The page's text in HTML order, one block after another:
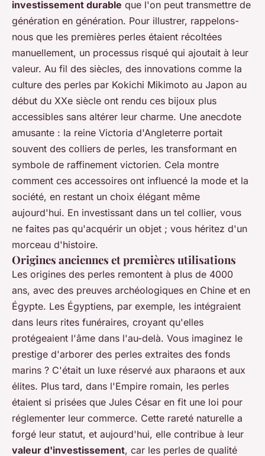
investissement durable que l'on peut transmettre de
génération en génération. Pour illustrer, rappelons-
nous que les premières perles étaient récoltées
manuellement, un processus risqué qui ajoutait à leur
valeur. Au fil des siècles, des innovations comme la
culture des perles par Kokichi Mikimoto au Japon au
début du XXe siècle ont rendu ces bijoux plus
accessibles sans altérer leur charme. Une anecdote
amusante : la reine Victoria d'Angleterre portait
souvent des colliers de perles, les transformant en
symbole de raffinement victorien. Cela montre
comment ces accessoires ont influencé la mode et la
société, en restant un choix élégant même
aujourd'hui. En investissant dans un tel collier, vous
ne faites pas qu'acquérir un objet ; vous héritez d'un
morceau d'histoire.
Origines anciennes et premières utilisations
Les origines des perles remontent à plus de 4000
ans, avec des preuves archéologiques en Chine et en
Égypte. Les Égyptiens, par exemple, les intégraient
dans leurs rites funéraires, croyant qu'elles
protégeaient l'âme dans l'au-delà. Vous imaginez le
prestige d'arborer des perles extraites des fonds
marins ? C'était un luxe réservé aux pharaons et aux
élites. Plus tard, dans l'Empire romain, les perles
étaient si prisées que Jules César en fit une loi pour
réglementer leur commerce. Cette rareté naturelle a
forgé leur statut, et aujourd'hui, elle contribue à leur
valeur d'investissement, car les perles de qualité